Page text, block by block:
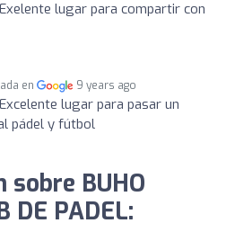
Exelente lugar para compartir con
en 9 years ago
Excelente lugar para pasar un
pádel y fútbol
sobre BUHO
DE PADEL: